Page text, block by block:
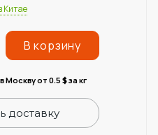
Китае
В корзину
Москву от 0.5 $за кг
доставку